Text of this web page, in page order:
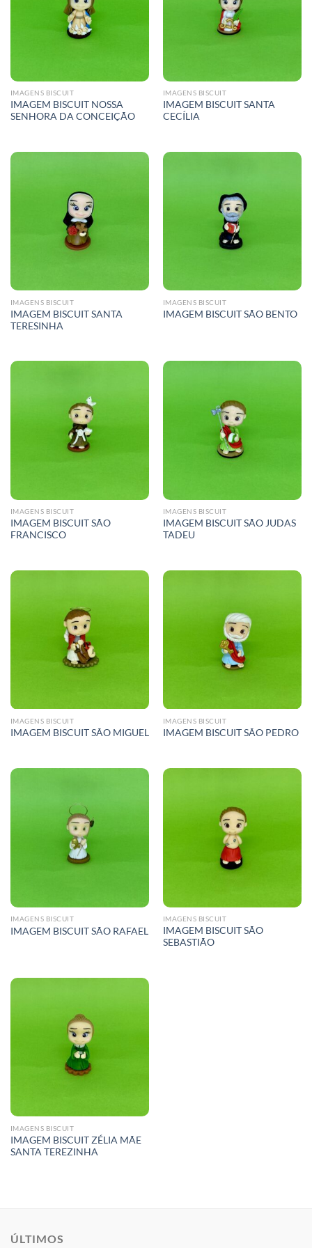
IMAGENS BISCUIT
IMAGEM BISCUIT NOSSA
SENHORA DA CONCEIÇÃO
IMAGENS BISCUIT
IMAGEM BISCUIT SANTA
CECÍLIA
IMAGENS BISCUIT
IMAGEM BISCUIT SANTA
TERESINHA
IMAGENS BISCUIT
IMAGEM BISCUIT SÃO BENTO
IMAGENS BISCUIT
IMAGEM BISCUIT SÃO
FRANCISCO
IMAGENS BISCUIT
IMAGEM BISCUIT SÃO JUDAS
TADEU
IMAGENS BISCUIT
IMAGEM BISCUIT SÃO MIGUEL
IMAGENS BISCUIT
IMAGEM BISCUIT SÃO PEDRO
IMAGENS BISCUIT
IMAGEM BISCUIT SÃO RAFAEL
IMAGENS BISCUIT
IMAGEM BISCUIT SÃO
SEBASTIÃO
IMAGENS BISCUIT
IMAGEM BISCUIT ZÉLIA MÃE
SANTA TEREZINHA
ÚLTIMOS